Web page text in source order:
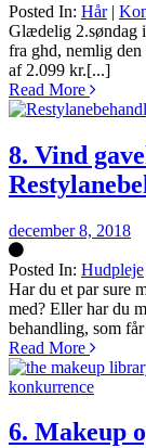
Posted In: Hår|
Silke
Glædelig 2.søndag
fra ghd, nemlig
af 2.099 kr.[...]
Read More
8. Vind
december 8, 2018
Posted In: Hudpleje
Silke
Har du et par sure
med? Eller har du
behandling, som
Read More
6. Makeup